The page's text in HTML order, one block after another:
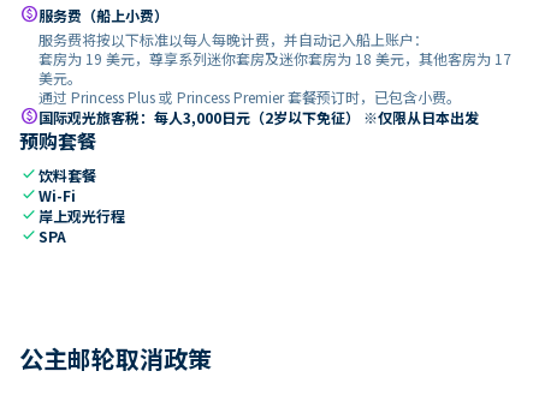
paid服务费（船上小费）
服务费将按以下标准以每人每晚计费，并自动记入船上账户：
套房为 19 美元，尊享系列迷你套房及迷你套房为 18 美元，其他客房为 17
美元。
通过 Princess Plus 或 Princess Premier 套餐预订时，已包含小费。
paid国际观光旅客税：每人3,000日元（2岁以下免征） ※仅限从日本出发
预购套餐
check饮料套餐
checkWi-Fi
check 岸上观光行程
checkSPA
公主邮轮取消政策